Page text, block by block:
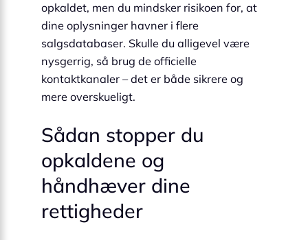
opkaldet, men du mindsker risikoen for, at
dine oplysninger havner i flere
salgsdatabaser. Skulle du alligevel være
nysgerrig, så brug de officielle
kontaktkanaler – det er både sikrere og
mere overskueligt.
Sådan stopper du
opkaldene og
håndhæver dine
rettigheder